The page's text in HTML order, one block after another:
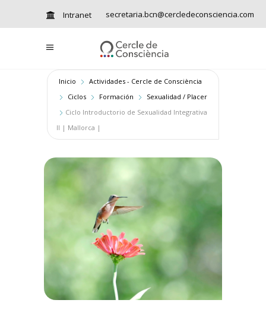
Intranet secretaria.bcn@cercledeconsciencia.com
Inicio
Actividades - Cercle de Consciència
Ciclos
Formación
Sexualidad / Placer
Ciclo Introductorio de Sexualidad Integrativa
II | Mallorca |